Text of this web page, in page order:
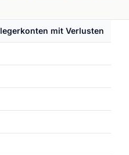
mit Verlusten